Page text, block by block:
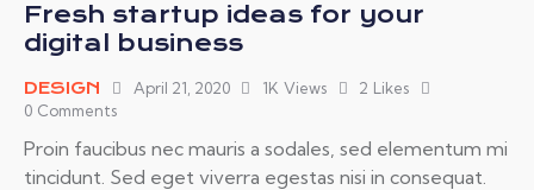
Fresh startup ideas for your
digital business
DESIGN April 21, 2020 1K Views 2 Likes
0 Comments
Proin faucibus nec mauris a sodales, sed elementum mi
tincidunt. Sed eget viverra egestas nisi in consequat.